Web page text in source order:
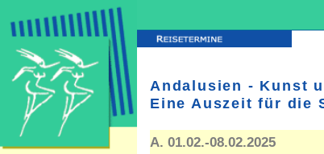
Andalusien - Kunst
Eine Auszeit für die
A. 01.02.-08.02.2025